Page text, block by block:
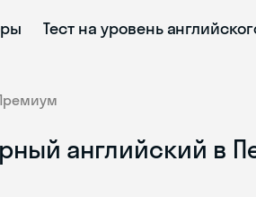
Тест на уровень
английский в